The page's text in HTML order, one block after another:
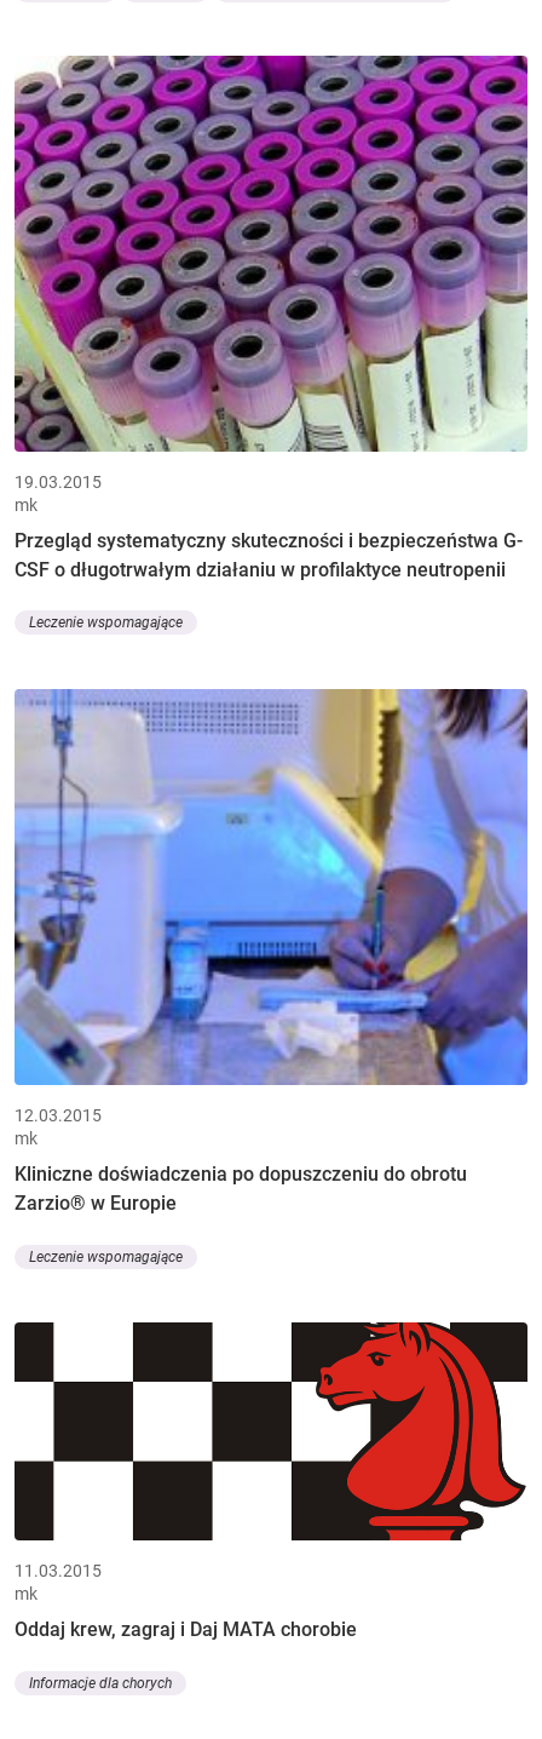
19.03.2015
mk
Przegląd systematyczny skuteczności i bezpieczeństwa G-
CSF o długotrwałym działaniu w profilaktyce neutropenii
Leczenie wspomagające
12.03.2015
mk
Kliniczne doświadczenia po dopuszczeniu do obrotu
Zarzio® w Europie
Leczenie wspomagające
11.03.2015
mk
Oddaj krew, zagraj i Daj MATA chorobie
Informacje dla chorych